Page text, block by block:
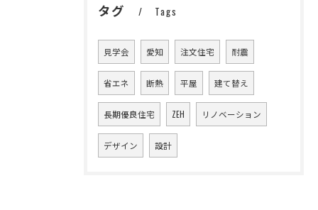
タグ Tags
見学会 愛知 注文住宅 耐震
省エネ 断熱 平屋 建て替え
長期優良住宅 ZEH リノベーション
デザイン 設計